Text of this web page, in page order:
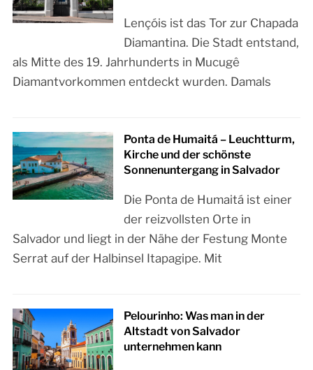
Lençóis ist das Tor zur Chapada
Diamantina. Die Stadt entstand,
als Mitte des 19. Jahrhunderts in Mucugê
Diamantvorkommen entdeckt wurden. Damals
Ponta de Humaitá – Leuchtturm,
Kirche und der schönste
Sonnenuntergang in Salvador
Die Ponta de Humaitá ist einer
der reizvollsten Orte in
Salvador und liegt in der Nähe der Festung Monte
Serrat auf der Halbinsel Itapagipe. Mit
Pelourinho: Was man in der
Altstadt von Salvador
unternehmen kann